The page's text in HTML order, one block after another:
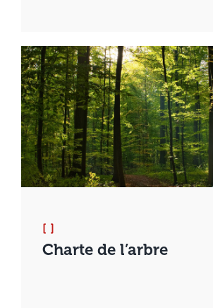
[ ]
Charte de l’arbre